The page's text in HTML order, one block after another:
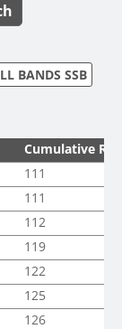
BANDS SSB
Cumulative
111
111
112
119
122
125
126